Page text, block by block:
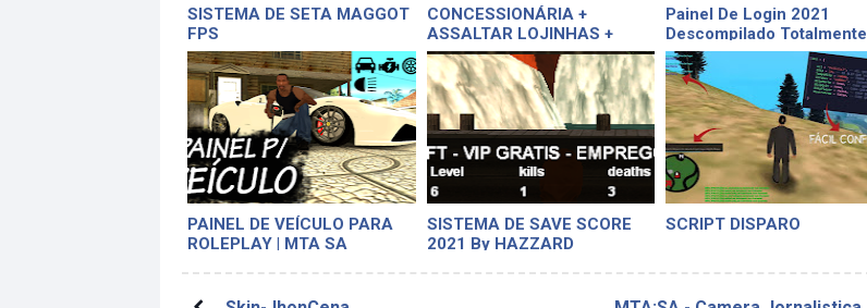
SISTEMA DE SETA MAGGOT
FPS
CONCESSIONÁRIA +
ASSALTAR LOJINHAS +
TUNAGEM
Painel De Login 2021
Descompilado Totalmente
Editavel
PAINEL DE VEÍCULO PARA
ROLEPLAY | MTA SA
SISTEMA DE SAVE SCORE
2021 By HAZZARD
SCRIPT DISPARO